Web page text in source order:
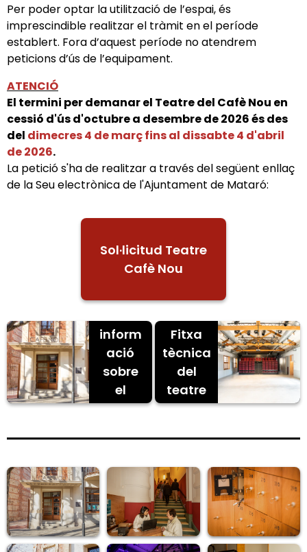
Per poder optar la utilització de l’espai, és
imprescindible realitzar el tràmit en el període
establert. Fora d’aquest període no atendrem
peticions d’ús de l’equipament.
ATENCIÓ
El termini per demanar el Teatre del Cafè Nou en
cessió d'ús d'octubre a desembre de 2026 és des
del dimecres 4 de març fins al dissabte 4 d'abril
de 2026.
La petició s'ha de realitzar a través del següent enllaç
de la Seu electrònica de l'Ajuntament de Mataró:
Sol·licitud Teatre
Cafè Nou
inform
ació
sobre
el
teatre
Fitxa
tècnica
del
teatre